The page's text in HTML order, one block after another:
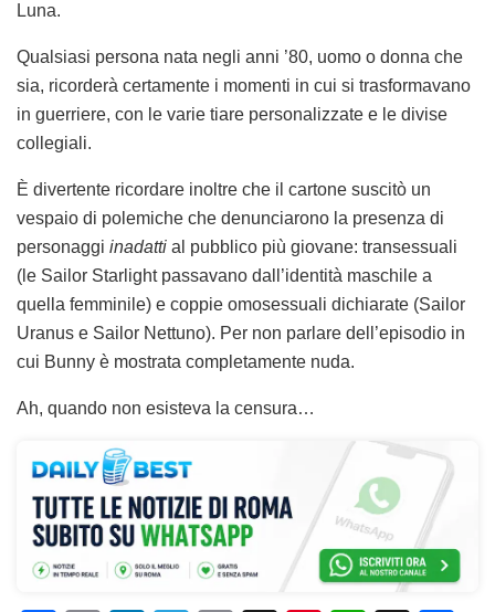
Luna.
Qualsiasi persona nata negli anni ’80, uomo o donna che
sia, ricorderà certamente i momenti in cui si trasformavano
in guerriere, con le varie tiare personalizzate e le divise
collegiali.
È divertente ricordare inoltre che il cartone suscitò un
vespaio di polemiche che denunciarono la presenza di
personaggi inadatti al pubblico più giovane: transessuali
(le Sailor Starlight passavano dall’identità maschile a
quella femminile) e coppie omosessuali dichiarate (Sailor
Uranus e Sailor Nettuno). Per non parlare dell’episodio in
cui Bunny è mostrata completamente nuda.
Ah, quando non esisteva la censura…